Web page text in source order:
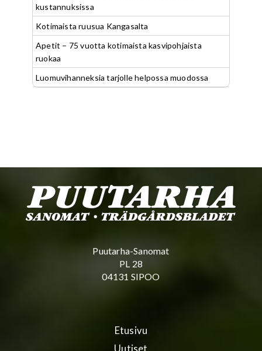
kustannuksissa
Kotimaista ruusua Kangasalta
Apetit – 75 vuotta kotimaista kasvipohjaista
ruokaa
Luomuvihanneksia tarjolle helpossa muodossa
Puutarha-Sanomat
PL 28
04131 SIPOO
Etusivu